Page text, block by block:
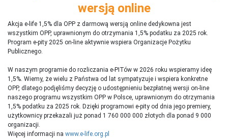
wersją online
Akcja e-life 1,5% dla OPP z darmową wersją online dedykowna jest
wszystkim OPP, uprawnionym do otrzymania 1,5% podatku za 2025 rok.
Program e-pity 2025 on-line aktywnie wspiera Organizacje Pożytku
Publicznego.
W naszym programie do rozliczania e-PITów w 2026 roku wspieramy ideę
1,5%. Wiemy, że wielu z Państwa od lat sympatyzuje i wspiera konkretne
OPP, dlatego podjęliśmy decyzję o udostępnieniu bezpłatnej wersji on-line
naszego programu wszystkim OPP w Polsce, uprawnionym do otrzymania
1,5% podatku za 2025 rok. Dzięki programowi e-pity od dnia jego premiery,
użytkownicy przekazali już ponad 1 760 000 000 złotych dla ponad 9 000
organizacji.
Więcej informacji na www.e-life.org.pl